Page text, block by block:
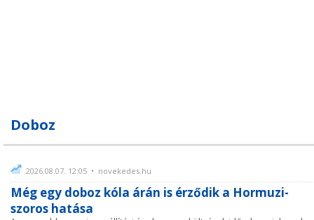
Doboz
2026.08.07. 12:05 • novekedes.hu
Még egy doboz kóla árán is érződik a Hormuzi-
szoros hatása